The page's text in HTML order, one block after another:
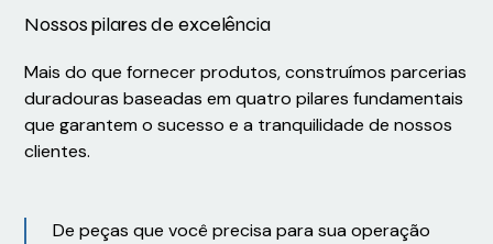
Nossos pilares de excelência
Mais do que fornecer produtos, construímos parcerias
duradouras baseadas em quatro pilares fundamentais
que garantem o sucesso e a tranquilidade de nossos
clientes.
De peças que você precisa para sua operação